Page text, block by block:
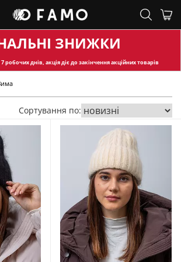
ЗНИЖКИ
робочих днів, акція діє до закінчення акційних товарів
Сортування по: